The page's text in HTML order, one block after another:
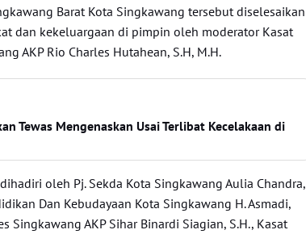
Barat Kota Singkawang tersebut diselesaikan
dan kekeluargaan di pimpin oleh moderator Kasat
AKP Rio Charles Hutahean, S.H, M.H.
Tewas Mengenaskan Usai Terlibat Kecelakaan di
oleh Pj. Sekda Kota Singkawang Aulia Chandra,
Dan Kebudayaan Kota Singkawang H. Asmadi,
Singkawang AKP Sihar Binardi Siagian, S.H., Kasat